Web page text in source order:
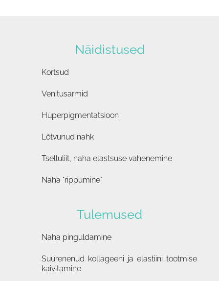
Näidistused
Kortsud
Venitusarmid
Hüperpigmentatsioon
Lõtvunud nahk
Tselluliit, naha elastsuse vähenemine
Naha "rippumine"
Tulemused
Naha pinguldamine
Suurenenud kollageeni ja elastiini tootmise
käivitamine